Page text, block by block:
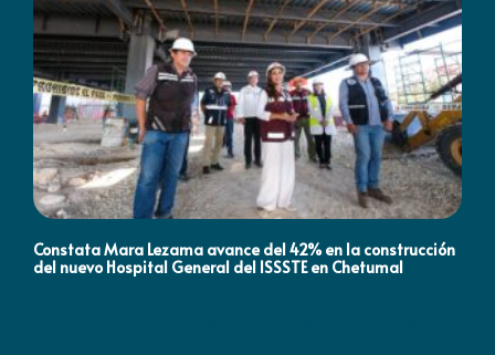
Constata Mara Lezama avance del 42% en la construcción
del nuevo Hospital General del ISSSTE en Chetumal